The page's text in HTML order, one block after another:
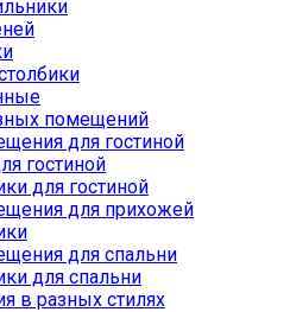
помещений
для гостиной
гостиной
для гостиной
для прихожей
для спальни
для спальни
в разных стилях